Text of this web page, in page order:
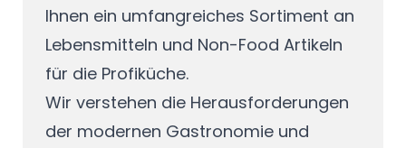
Ihnen ein umfangreiches Sortiment an
Lebensmitteln und Non-Food Artikeln
für die Profiküche.
Wir verstehen die Herausforderungen
der modernen Gastronomie und